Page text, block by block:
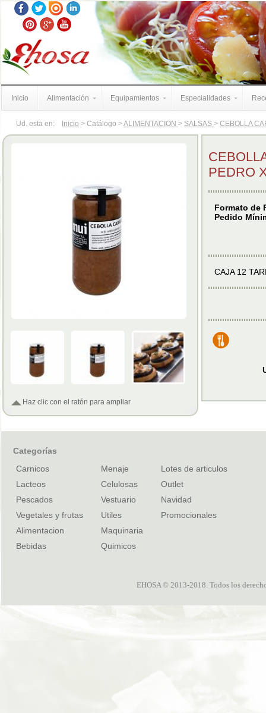
Inicio Alimentación Equipamientos Especialidades
Ud. esta en: Inicio > Catálogo >ALIMENTACION > SALSAS > CEBOLLA
Haz clic con el ratón para ampliar
PEDRO
Formato de
Pedido
CAJA 12
Categorías
Carnicos
Lacteos
Pescados
Vegetales y frutas
Alimentacion
Bebidas
Menaje
Celulosas
Vestuario
Utiles
Maquinaria
Quimicos
Lotes de articulos
Outlet
Navidad
Promocionales
EHOSA © 2013-2018. Todos los